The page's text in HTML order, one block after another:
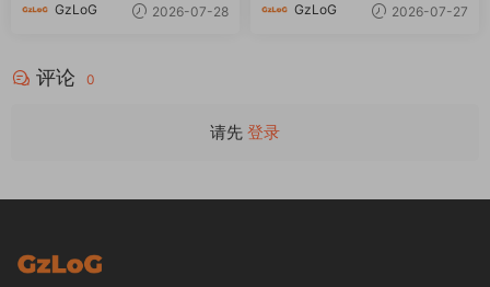
GzLoG 2026-07-28 GzLoG 2026-07-27
评论 0
请先 登录